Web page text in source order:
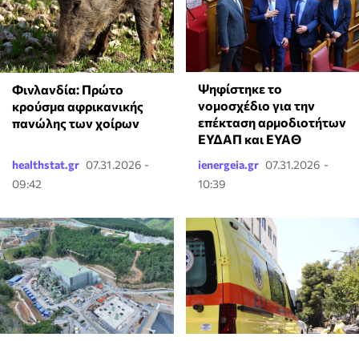
Φινλανδία: Πρώτο
κρούσμα αφρικανικής
πανώλης των χοίρων
healthstat.gr 07.31.2026 -
09:42
Ψηφίστηκε το
νομοσχέδιο για την
επέκταση αρμοδιοτήτων
ΕΥΔΑΠ και ΕΥΑΘ
ienergeia.gr 07.31.2026 -
10:39